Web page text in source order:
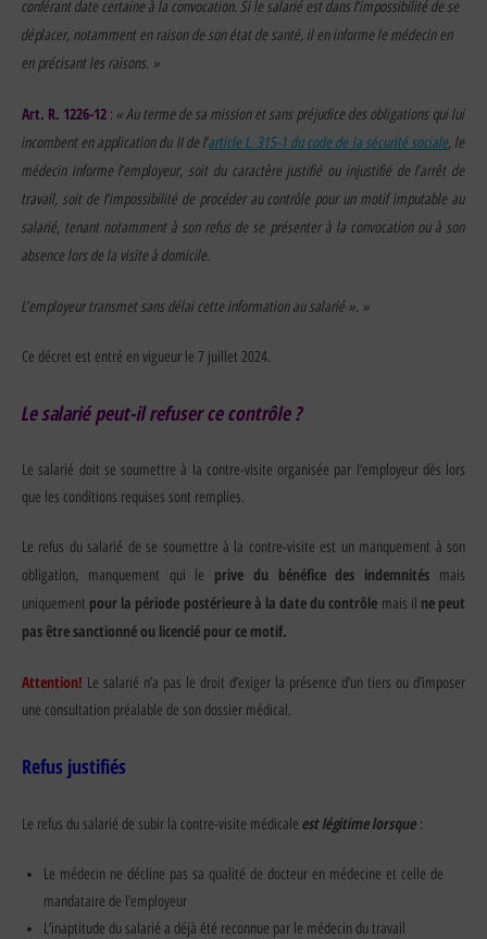
conférant date certaine à la convocation. Si le salarié est dans l’impossibilité de se
déplacer, notamment en raison de son état de santé, il en informe le médecin en
en précisant les raisons. »
Art. R. 1226-12 : « Au terme de sa mission et sans préjudice des obligations qui lui
incombent en application du II de l’article L. 315-1 du code de la sécurité sociale, le
médecin informe l’employeur, soit du caractère justifié ou injustifié de l’arrêt de
travail, soit de l’impossibilité de procéder au contrôle pour un motif imputable au
salarié, tenant notamment à son refus de se présenter à la convocation ou à son
absence lors de la visite à domicile.
L’employeur transmet sans délai cette information au salarié ». »
Ce décret est entré en vigueur le 7 juillet 2024.
Le salarié peut-il refuser ce contrôle ?
Le salarié doit se soumettre à la contre-visite organisée par l’employeur dès lors
que les conditions requises sont remplies.
Le refus du salarié de se soumettre à la contre-visite est un manquement à son
obligation, manquement qui le prive du bénéfice des indemnités mais
uniquement pour la période postérieure à la date du contrôle mais il ne peut
pas être sanctionné ou licencié pour ce motif.
Attention! Le salarié n’a pas le droit d’exiger la présence d’un tiers ou d’imposer
une consultation préalable de son dossier médical.
Refus justifiés
Le refus du salarié de subir la contre-visite médicale est légitime lorsque :
Le médecin ne décline pas sa qualité de docteur en médecine et celle de
mandataire de l’employeur
L’inaptitude du salarié a déjà été reconnue par le médecin du travail